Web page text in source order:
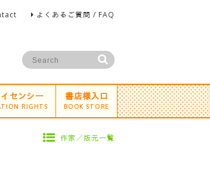
よくあるご質問 / FAQ
センシー
RIGHTS
書店様入口
BOOK STORE
作家／版元一覧